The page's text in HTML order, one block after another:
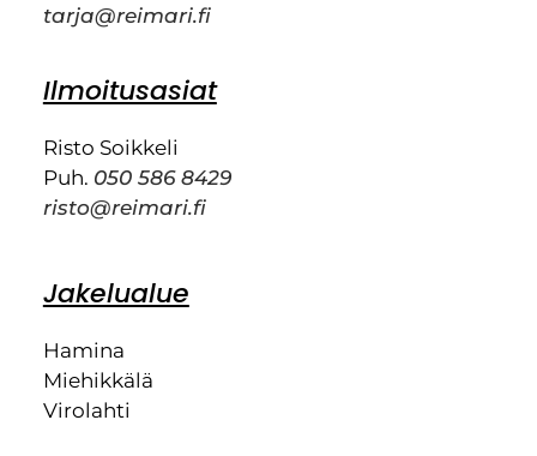
tarja@reimari.fi
Ilmoitusasiat
Risto Soikkeli
Puh. 050 586 8429
risto@reimari.fi
Jakelualue
Hamina
Miehikkälä
Virolahti